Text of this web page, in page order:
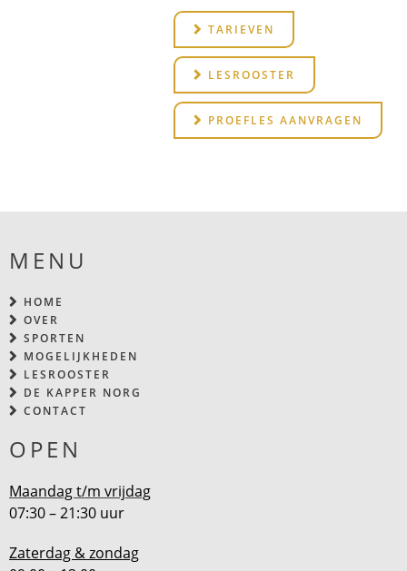
TARIEVEN
LESROOSTER
PROEFLES AANVRAGEN
MENU
HOME
OVER
SPORTEN
MOGELIJKHEDEN
LESROOSTER
DE KAPPER NORG
CONTACT
OPEN
Maandag t/m vrijdag
07:30 – 21:30 uur
Zaterdag & zondag